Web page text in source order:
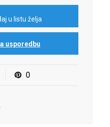
u listu želja
usporedbu
0
.